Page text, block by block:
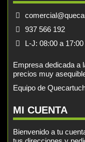
937 566 192
L-J: 08:00 a
Empresa dedicada a
precios muy
Equipo de
MI CUENTA
Bienvenido a tu